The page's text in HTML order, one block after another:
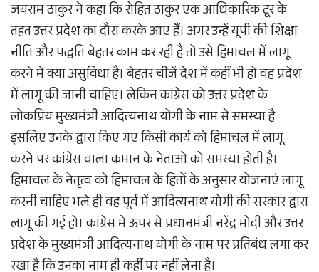
जयराम ठाकुर ने कहा कि रोहित ठाकुर एक आधिकारिक टूर के
तहत उत्तर प्रदेश का दौरा करके आए हैं। अगर उन्हें यूपी की शिक्षा
नीति और पद्धति बेहतर काम कर रही है तो उसे हिमाचल में लागू
करने में क्या असुविधा है। बेहतर चीजें देश में कहीं भी हो वह प्रदेश
में लागू की जानी चाहिए। लेकिन कांग्रेस को उत्तर प्रदेश के
लोकप्रिय मुख्यमंत्री आदित्यनाथ योगी के नाम से समस्या है
इसलिए उनके द्वारा किए गए किसी कार्य को हिमाचल में लागू
करने पर कांग्रेस वाला कमान के नेताओं को समस्या होती है।
हिमाचल के नेतृत्व को हिमाचल के हितों के अनुसार योजनाएं लागू
करनी चाहिए भले ही वह पूर्व में आदित्यनाथ योगी की सरकार द्वारा
लागू की गई हो। कांग्रेस में ऊपर से प्रधानमंत्री नरेंद्र मोदी और उत्तर
प्रदेश के मुख्यमंत्री आदित्यनाथ योगी के नाम पर प्रतिबंध लगा कर